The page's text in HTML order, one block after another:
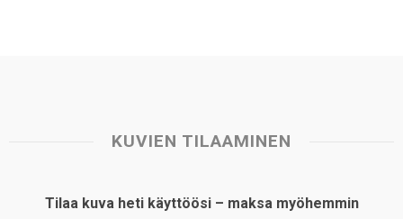
KUVIEN TILAAMINEN
Tilaa kuva heti käyttöösi – maksa myöhemmin